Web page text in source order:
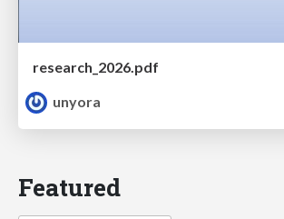
research_2026.pdf
unyora
Featured